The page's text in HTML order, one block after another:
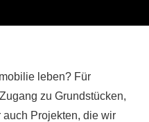
leben? Für
zu Grundstücken,
Projekten, die wir